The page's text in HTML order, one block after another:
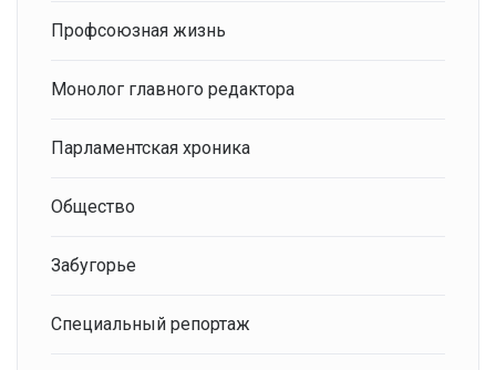
Профсоюзная жизнь
Монолог главного редактора
Парламентская хроника
Общество
Забугорье
Специальный репортаж